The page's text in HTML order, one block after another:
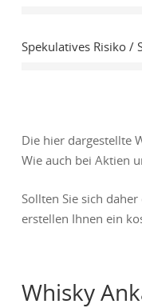
Spekulatives Risiko /
Die hier dargestellte
Wie auch bei Aktien
Sollten Sie sich
erstellen Ihnen ein
Whisky